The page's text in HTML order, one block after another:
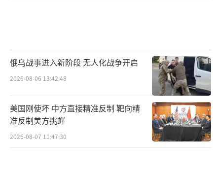
输，削弱这边发射的各种导弹的命中精度。
解放军的电子战能够给美军构成“重大挑
战”，并不等于美军的电子战对解放军没有威
胁，也不等于解放军可以一直掌握这些优势。
这些问题都各自独立，有因果关联但不会对结
果造成影响。
俄乌战事进入新阶段 无人化战争开启
2026-08-06 13:42:48
美国刚使坏 中方直接精准反制 靶向精
准反制美方挑衅
2026-08-07 11:47:30